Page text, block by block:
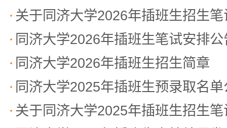
关于同济大学2026年插班生招生
同济大学2026年插班生笔试安排公
同济大学2026年插班生招生简章
同济大学2025年插班生预录取名
关于同济大学2025年插班生招生